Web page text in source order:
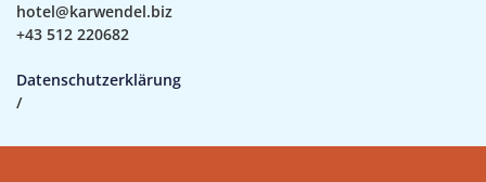
hotel@karwendel.biz
+43 512 220682
Datenschutzerklärung
/